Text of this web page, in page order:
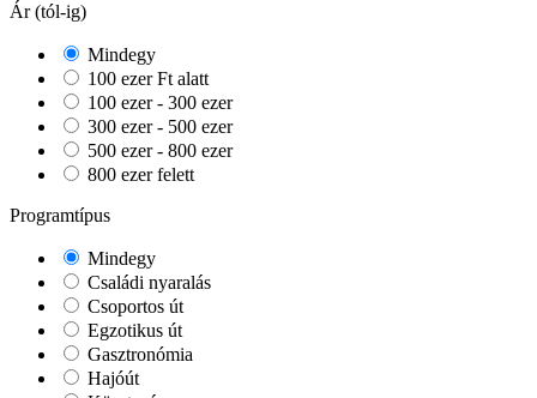
Ár (tól-ig)
Mindegy
100 ezer Ft alatt
100 ezer - 300 ezer
300 ezer - 500 ezer
500 ezer - 800 ezer
800 ezer felett
Programtípus
Mindegy
Családi nyaralás
Csoportos út
Egzotikus út
Gasztronómia
Hajóút